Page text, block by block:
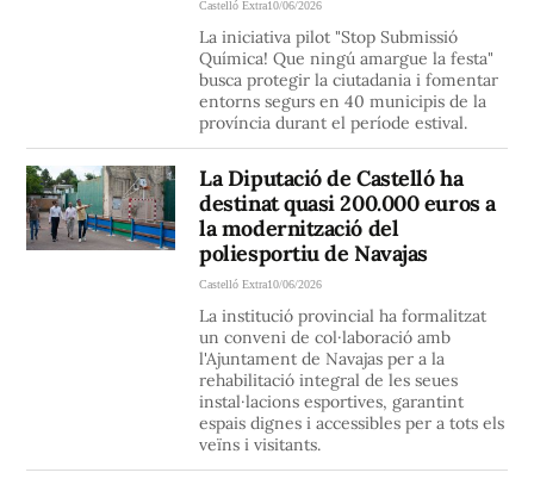
Castelló Extra10/06/2026
La iniciativa pilot "Stop Submissió
Química! Que ningú amargue la festa"
busca protegir la ciutadania i fomentar
entorns segurs en 40 municipis de la
província durant el període estival.
La Diputació de Castelló ha
destinat quasi 200.000 euros a
la modernització del
poliesportiu de Navajas
Castelló Extra10/06/2026
La institució provincial ha formalitzat
un conveni de col·laboració amb
l'Ajuntament de Navajas per a la
rehabilitació integral de les seues
instal·lacions esportives, garantint
espais dignes i accessibles per a tots els
veïns i visitants.